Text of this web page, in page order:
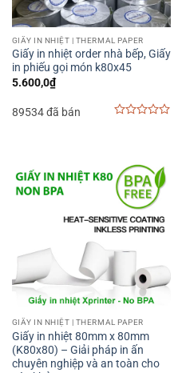
GIẤY IN NHIỆT | THERMAL PAPER
Giấy in nhiệt order nhà bếp, Giấy
in phiếu gọi món k80x45
5.600,0₫
89534 đã bán
GIẤY IN NHIỆT | THERMAL PAPER
Giấy in nhiệt 80mm x 80mm
(K80x80) – Giải pháp in ấn
chuyên nghiệp và an toàn cho